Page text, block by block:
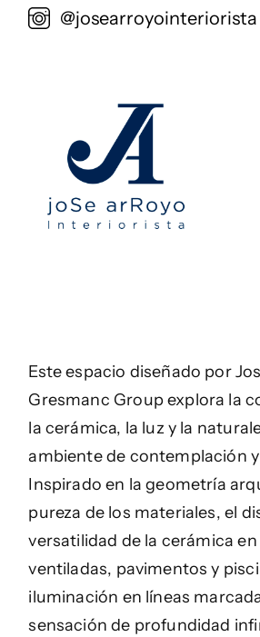
@josearroyointeriorista
Este espacio diseñado por
Gresmanc Group explora la
la cerámica, la luz y la
ambiente de contemplación
Inspirado en la geometría
pureza de los materiales, el
versatilidad de la cerámica
ventiladas, pavimentos y
iluminación en líneas
sensación de profundidad